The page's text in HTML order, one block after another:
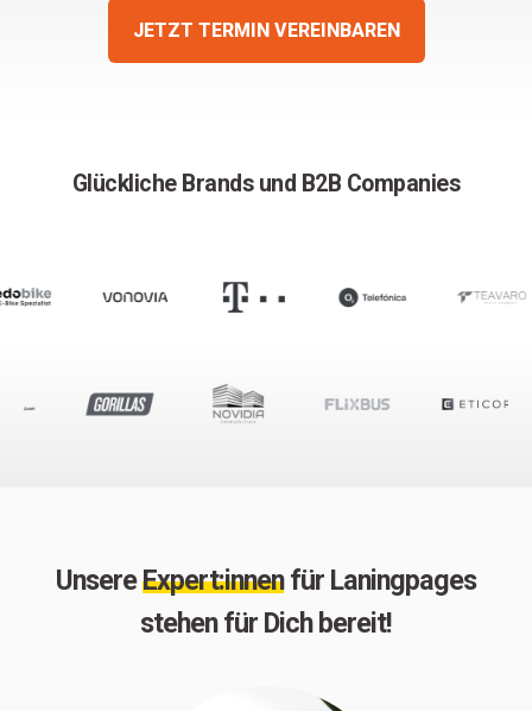
JETZT TERMIN VEREINBAREN
Glückliche Brands und B2B Companies
UnsereExpert:innenfür Laningpages
stehen für Dich bereit!